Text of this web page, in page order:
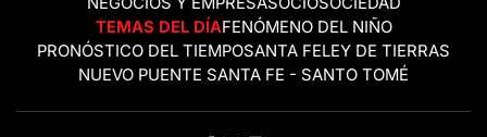
TEMAS DEL DÍAFENÓMENO DEL NIÑO
PRONÓSTICO DEL TIEMPOSANTA FELEY DE TIERRAS
NUEVO PUENTE SANTA FE - SANTO TOMÉ